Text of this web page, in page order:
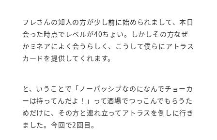
フレさんの知人の方が少し前に始められまして、本日
会った時点でレベルが40ちょい。しかしその方なぜ
かミネアによく会うらしく、こうして僕らにアトラス
カードを提供してくれます。
と、いうことで「ノーパッシブなのになんでチョーカ
ーは持ってんだよ！」って酒場でつっこんでもらうた
めだけに、その方と連れ立ってアトラスを倒しに行き
ました。今回で2回目。